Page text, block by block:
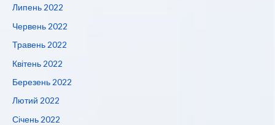
Липень 2022
Червень 2022
Травень 2022
Квітень 2022
Березень 2022
Лютий 2022
Січень 2022